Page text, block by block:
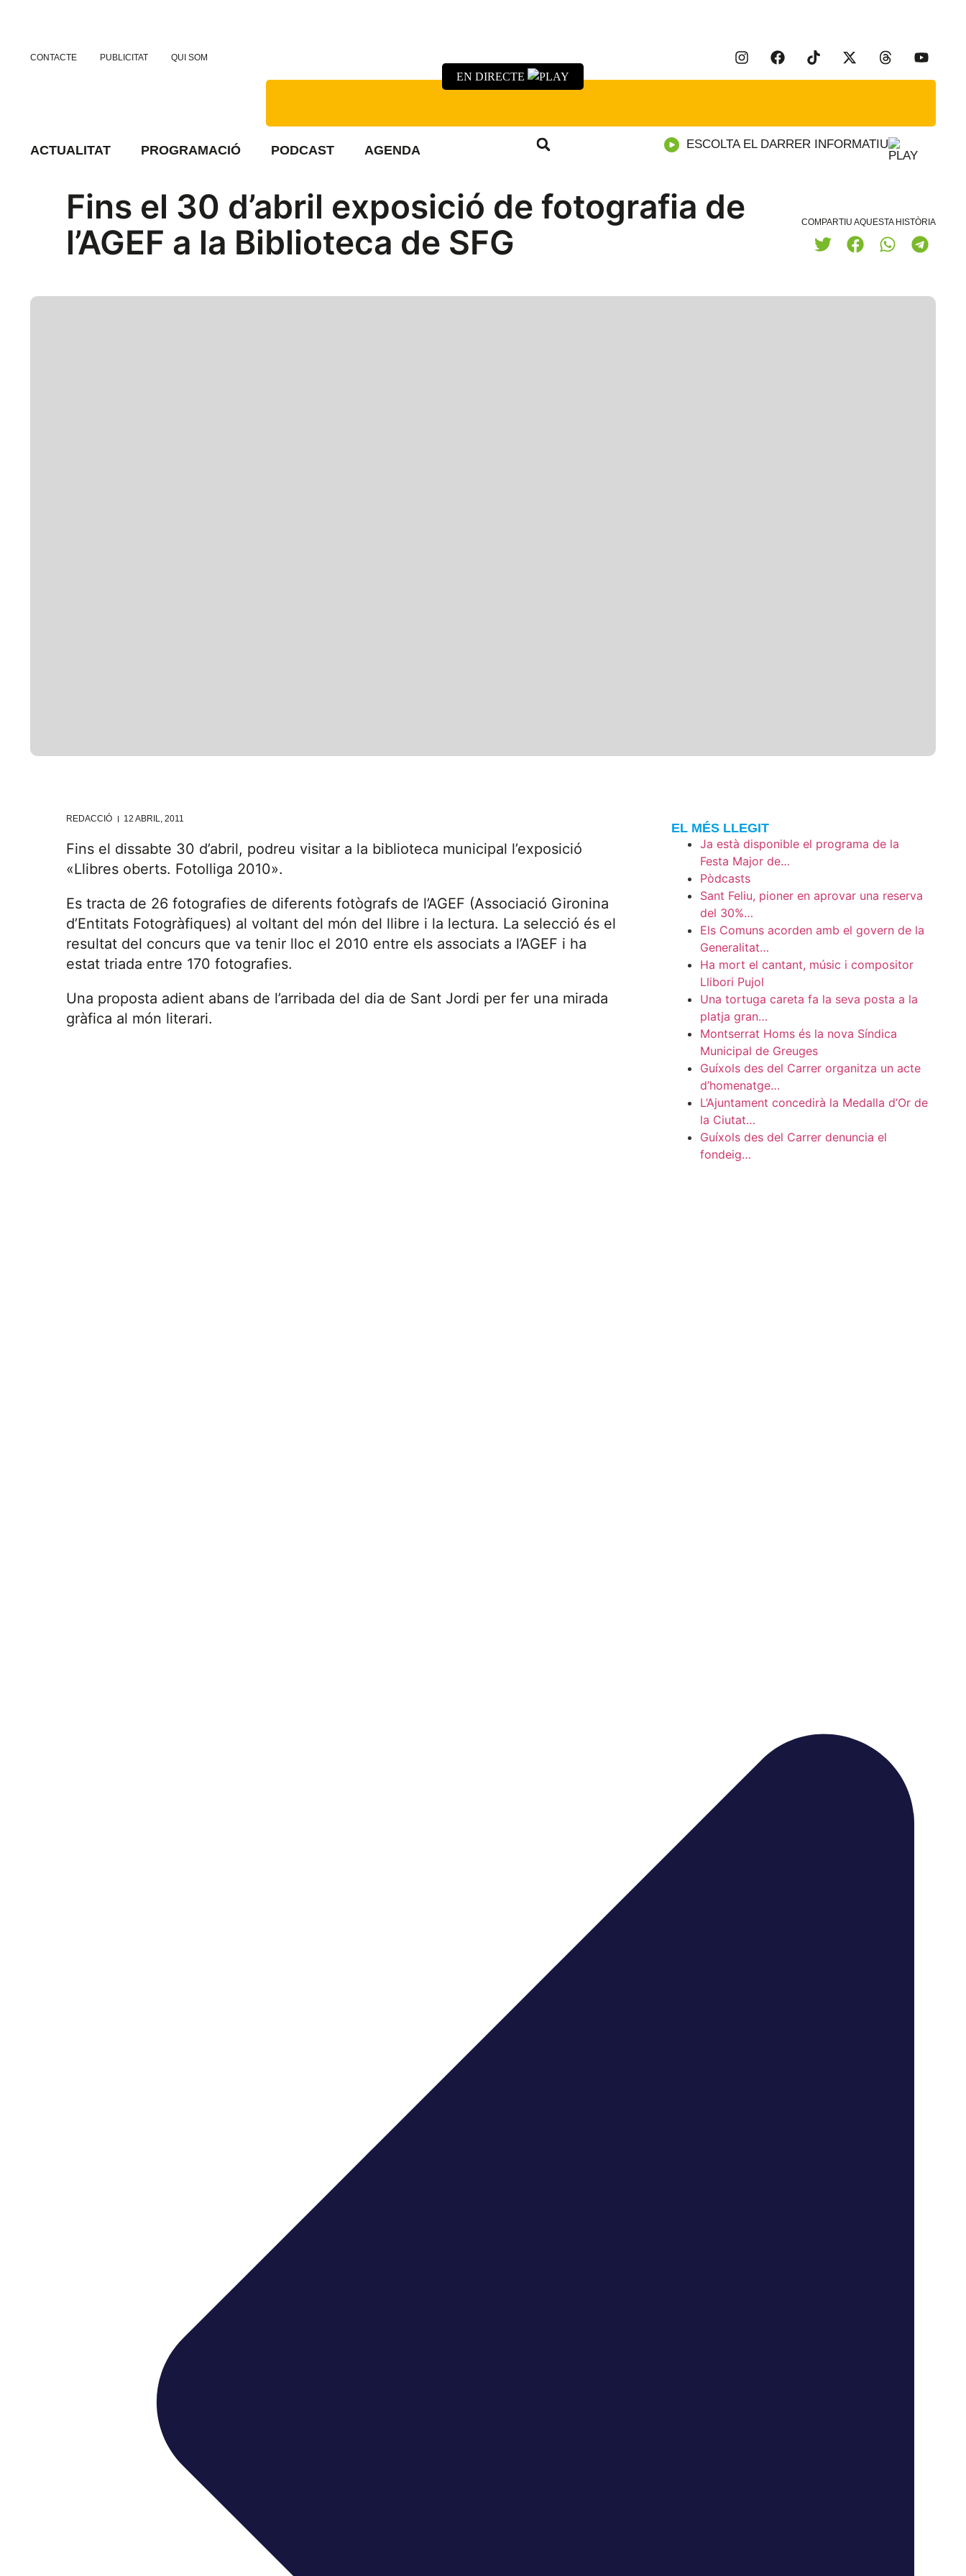
CONTACTE PUBLICITAT QUI SOM
EN DIRECTE
ACTUALITAT PROGRAMACIÓ PODCAST AGENDA ESCOLTA EL DARRER INFORMATIU
Fins el 30 d’abril exposició de fotografia de
l’AGEF a la Biblioteca de SFG
COMPARTIU AQUESTA HISTÒRIA
REDACCIÓ 12 ABRIL, 2011
Fins el dissabte 30 d’abril, podreu visitar a la biblioteca municipal l’exposició
«Llibres oberts. Fotolliga 2010».
Es tracta de 26 fotografies de diferents fotògrafs de l’AGEF (Associació Gironina
d’Entitats Fotogràfiques) al voltant del món del llibre i la lectura. La selecció és el
resultat del concurs que va tenir lloc el 2010 entre els associats a l’AGEF i ha
estat triada entre 170 fotografies.
Una proposta adient abans de l’arribada del dia de Sant Jordi per fer una mirada
gràfica al món literari.
EL MÉS LLEGIT
Ja està disponible el programa de la
Festa Major de…
Pòdcasts
Sant Feliu, pioner en aprovar una reserva
del 30%…
Els Comuns acorden amb el govern de la
Generalitat…
Ha mort el cantant, músic i compositor
Llibori Pujol
Una tortuga careta fa la seva posta a la
platja gran…
Montserrat Homs és la nova Síndica
Municipal de Greuges
Guíxols des del Carrer organitza un acte
d’homenatge…
L’Ajuntament concedirà la Medalla d’Or de
la Ciutat…
Guíxols des del Carrer denuncia el
fondeig…